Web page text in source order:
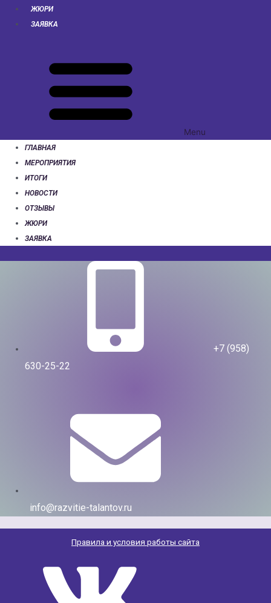
ЖЮРИ
ЗАЯВКА
Menu
ГЛАВНАЯ
МЕРОПРИЯТИЯ
ИТОГИ
НОВОСТИ
ОТЗЫВЫ
ЖЮРИ
ЗАЯВКА
+7 (958)
630-25-22
info@razvitie-talantov.ru
Правила и условия работы сайта